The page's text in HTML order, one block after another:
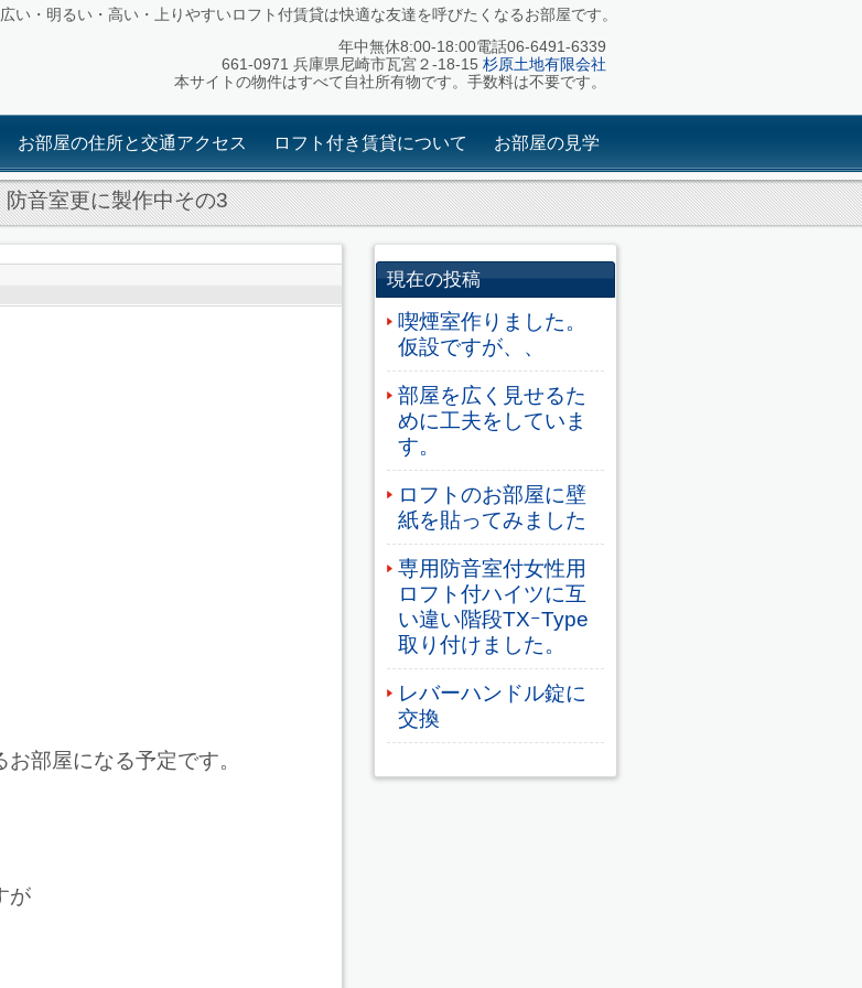
い・明るい・高い・上りやすいロフト付賃貸は快適な友達を呼びたくなるお部屋です。
年中無休8:00-18:00電話06-6491-6339
661-0971 兵庫県尼崎市瓦宮２-18-15 杉原土地有限会社
本サイトの物件はすべて自社所有物です。手数料は不要です。
お部屋の住所と交通アクセス ロフト付き賃貸について お部屋の見学
防音室更に製作中その3
部屋になる予定です。
が
現在の投稿
喫煙室作りました。
仮設ですが、、
部屋を広く見せるた
めに工夫をしていま
す。
ロフトのお部屋に壁
紙を貼ってみました
専用防音室付女性用
ロフト付ハイツに互
い違い階段TXｰType
取り付けました。
レバーハンドル錠に
交換